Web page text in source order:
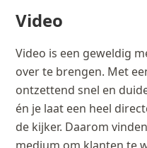
Video
Video is een geweldig
over te brengen. Met
ontzettend snel en
én je laat een heel
de kijker. Daarom